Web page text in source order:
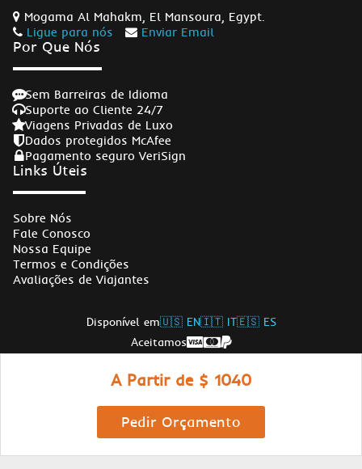
A Partir de $ 1040
Pedir Orçamento
Mogama Al Mahakm, El Mansoura, Egypt.
Ligue para nós
Enviar Email
Por Que Nós
Sem Barreiras de Idioma
Suporte ao Cliente 24/7
Viagens Privadas de Luxo
Dados protegidos McAfee
Pagamento seguro VeriSign
Links Úteis
Sobre Nós
Fale Conosco
Nossa Equipe
Termos e Condições
Avaliações de Viajantes
Disponível em🇺🇸 EN🇮🇹 IT🇪🇸 ES
Aceitamos
© Copyrights Egypt Travel Gate 2026